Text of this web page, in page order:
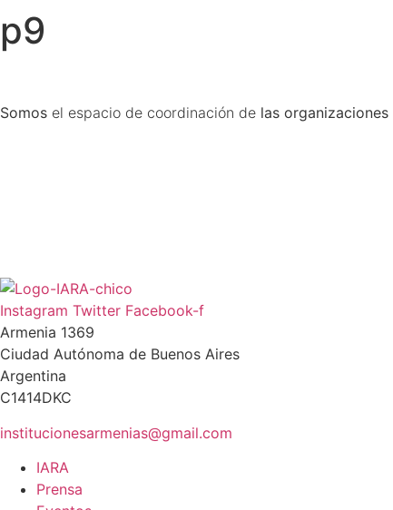
p9
Somos el espacio de coordinación de las organizaciones
Instagram Twitter Facebook-f
Armenia 1369
Ciudad Autónoma de Buenos Aires
Argentina
C1414DKC
institucionesarmenias@gmail.com
IARA
Prensa